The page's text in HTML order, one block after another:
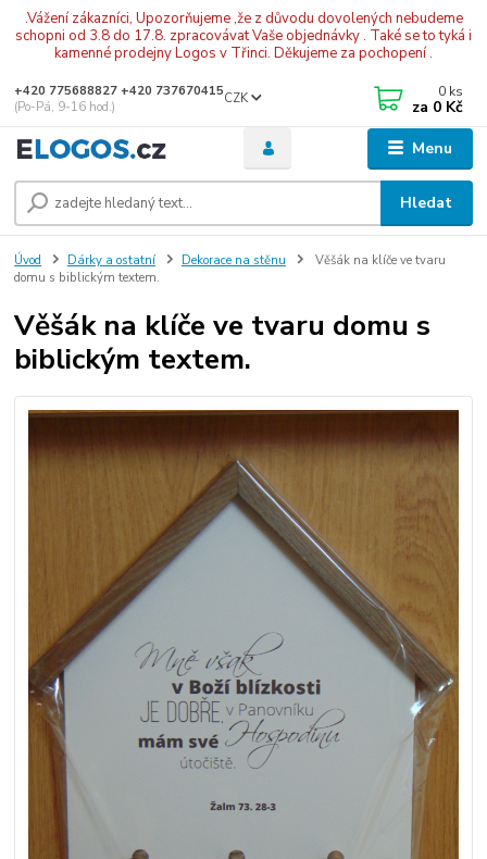
.Vážení zákazníci, Upozorňujeme ,že z důvodu dovolených nebudeme
schopni od 3.8 do 17.8. zpracovávat Vaše objednávky . Také se to tyká i
kamenné prodejny Logos v Třinci. Děkujeme za pochopení .
Menu
CZK
Hledat
+420 775688827 +420 737670415
(Po-Pá, 9-16 hod.)
0 ks
za 0 Kč
Úvod Dárky a ostatní Dekorace na stěnu
Věšák na klíče ve tvaru
domu s biblickým textem.
Věšák na klíče ve tvaru domu s
biblickým textem.